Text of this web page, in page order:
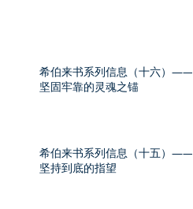
希伯来书系列信息（十六）——
坚固牢靠的灵魂之锚
希伯来书系列信息（十五）——
坚持到底的指望